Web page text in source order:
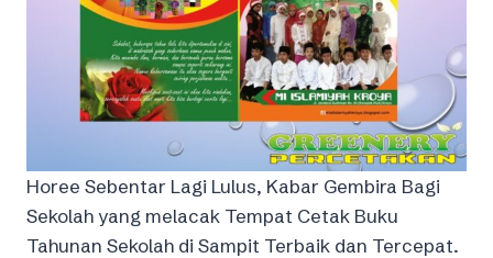
Horee Sebentar Lagi Lulus, Kabar Gembira Bagi
Sekolah yang melacak Tempat Cetak Buku
Tahunan Sekolah di Sampit Terbaik dan Tercepat.